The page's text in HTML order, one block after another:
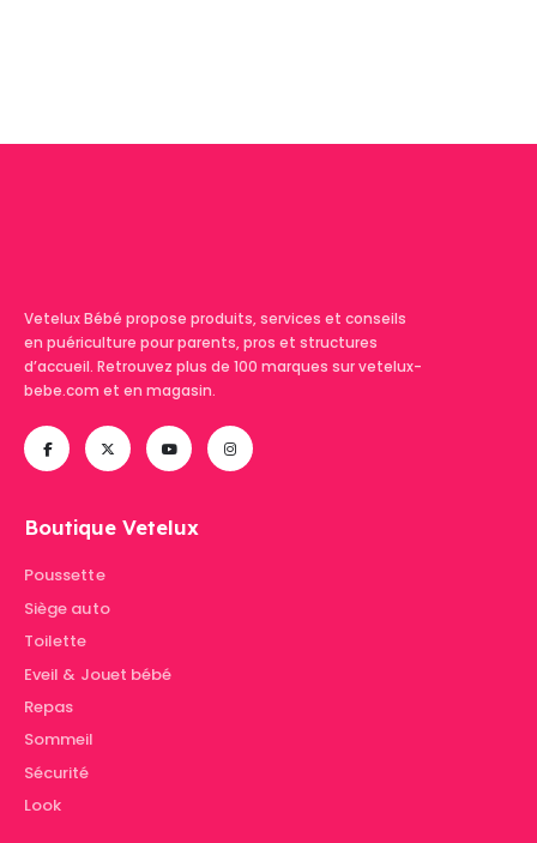
Vetelux Bébé propose produits, services et conseils
en puériculture pour parents, pros et structures
d’accueil. Retrouvez plus de 100 marques sur vetelux-
bebe.com et en magasin.
Boutique Vetelux
Poussette
Siège auto
Toilette
Eveil & Jouet bébé
Repas
Sommeil
Sécurité
Look